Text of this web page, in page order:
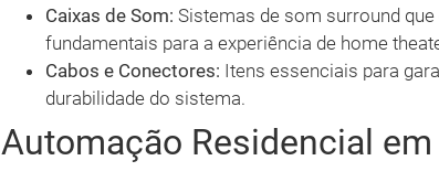
Caixas de Som: Sistemas de som surround
fundamentais para a experiência de home
Cabos e Conectores: Itens essenciais para
durabilidade do sistema.
Automação Residencial